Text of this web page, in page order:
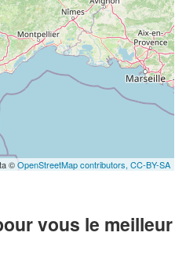
©OpenStreetMap contributors, CC-BY-SA
vous le meilleur